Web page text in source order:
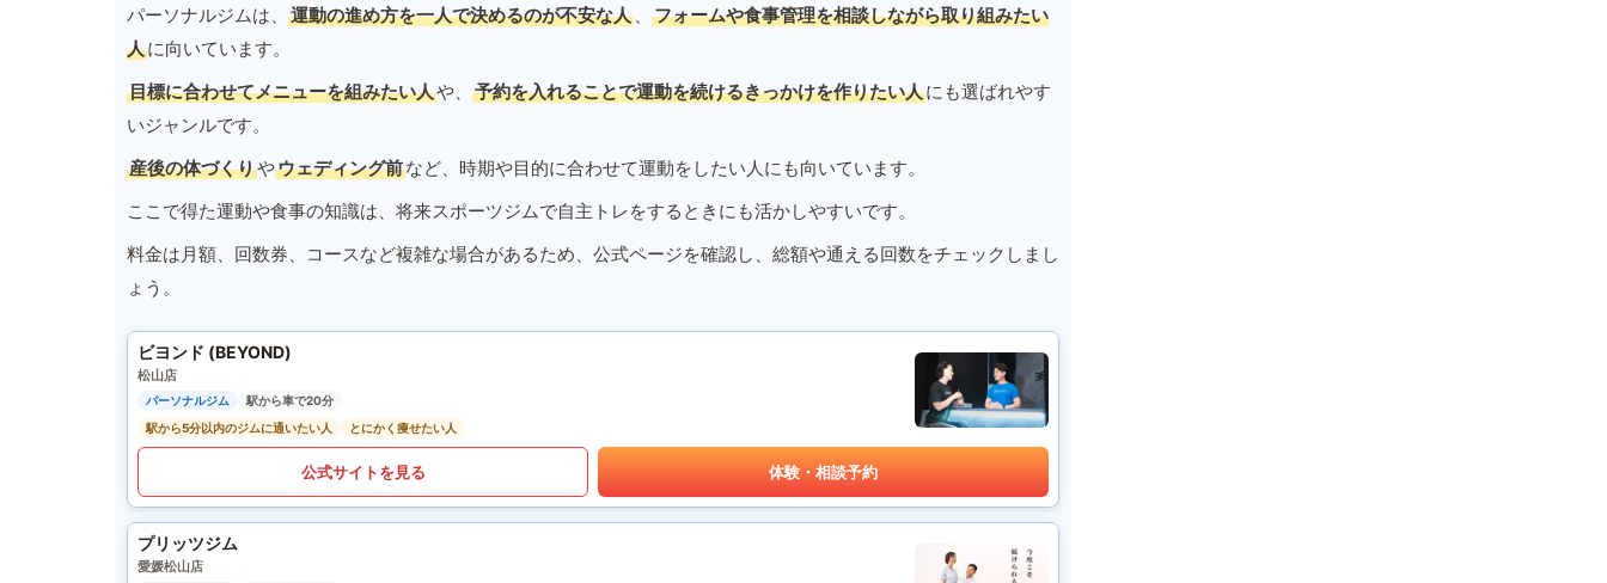
パーソナルジムは、 運動の進め方を一人で決めるのが不安な人 、
フォームや食事管理を相談しながら取り組みたい
人に向いています。
目標に合わせてメニューを組みたい人や、 予約を入れることで運動を続けるきっかけを作りたい人にも選ばれやす
いジャンルです。
産後の体づくりやウェディング前など、時期や目的に合わせて運動をしたい人にも向いています。
ここで得た運動や食事の知識は、将来スポーツジムで自主トレをするときにも活かしやすいです。
料金は月額、回数券、コースなど複雑な場合があるため、公式ページを確認し、総額や通える回数をチェックしまし
ょう。
ビヨンド (BEYOND)
松山店
パーソナルジム
駅から車で20分
駅から5分以内のジムに通いたい人
とにかく痩せたい人
公式サイトを見る 体験・相談予約
プリッツジム
愛媛松山店